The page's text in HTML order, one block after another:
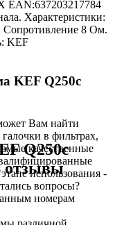
EAN:637203217784
Характеристики:
Сопротивление 8 Ом.
KEF
KEF Q250c
Вам найти
в фильтрах,
качественные
использования -
вопросы?
номерам
Q250c
отзывы